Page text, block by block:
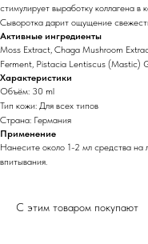
стимулирует выработку коллагена
Сыворотка дарит ощущение
Активные ингредиенты
Moss Extract, Chaga Mushroom
Ferment, Pistacia Lentiscus (Mastic)
Характеристики
Объём: 30 ml
Тип кожи: Для всех типов
Страна: Германия
Применение
Нанесите около 1-2 мл средства на
впитывания.
С этим товаром покупают